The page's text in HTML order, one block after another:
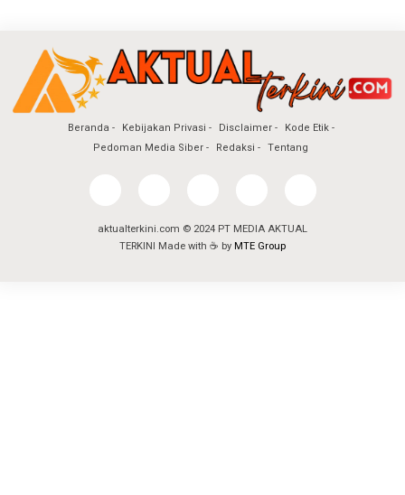
Beranda Kebijakan Privasi Disclaimer
Kode Etik
Pedoman Media Siber
Redaksi Tentang
aktualterkini.com © 2024 PT MEDIA AKTUAL
TERKINI Made with ☕ by MTE Group